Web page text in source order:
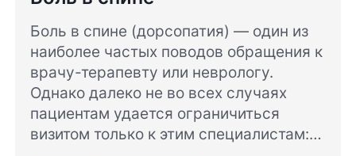
Боль в спине (дорсопатия) — один из
наиболее частых поводов обращения к
врачу-терапевту или неврологу.
Однако далеко не во всех случаях
пациентам удается ограничиться
визитом только к этим специалистам: